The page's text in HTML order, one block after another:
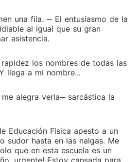
una fila. ─ El entusiasmo de la
al igual que su gran
asistencia.
los nombres de todas las
llega a mi nombre...
alegra verla─ sarcástica la
Educación Física apesto a un
sudor hasta en las nalgas. Me
que en esta escuela es un
urgente! Estoy cansada para